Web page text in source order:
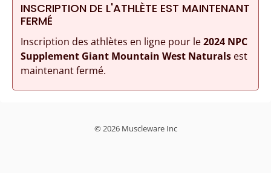
INSCRIPTION DE L'ATHLÈTE EST MAINTENANT
FERMÉ
Inscription des athlètes en ligne pour le2024 NPC
Supplement Giant Mountain West Naturalsest
maintenant fermé.
© 2026 Muscleware Inc